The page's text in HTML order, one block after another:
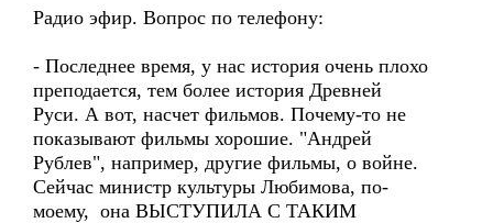
Радио эфир. Вопрос по телефону:
- Последнее время, у нас история очень плохо
преподается, тем более история Древней
Руси. А вот, насчет фильмов. Почему-то не
показывают фильмы хорошие. "Андрей
Рублев", например, другие фильмы, о войне.
Сейчас министр культуры Любимова, по-
моему, она ВЫСТУПИЛА С ТАКИМ